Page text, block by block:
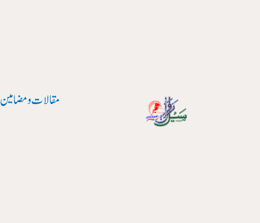
مقالات و مضامین